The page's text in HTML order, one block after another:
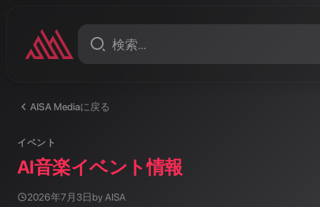
AISA Mediaに戻る
イベント
AI音楽イベント情報
2026年7月3日 by AISA